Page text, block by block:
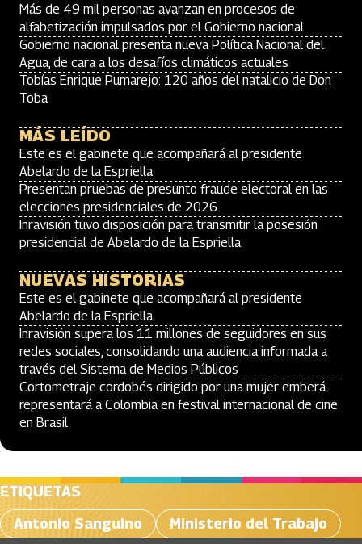
Más de 49 mil personas avanzan en procesos de
alfabetización impulsados por el Gobierno nacional
Gobierno nacional presenta nueva Política Nacional del
Agua, de cara a los desafíos climáticos actuales
Tobías Enrique Pumarejo: 120 años del natalicio de Don
Toba
MÁS LEÍDO
Este es el gabinete que acompañará al presidente
Abelardo de la Espriella
Presentan pruebas de presunto fraude electoral en las
elecciones presidenciales de 2026
Inravisión tuvo disposición para transmitir la posesión
presidencial de Abelardo de la Espriella
NUEVAS HISTORIAS
Este es el gabinete que acompañará al presidente
Abelardo de la Espriella
Inravisión supera los 11 millones de seguidores en sus
redes sociales, consolidando una audiencia informada a
través del Sistema de Medios Públicos
Cortometraje cordobés dirigido por una mujer emberá
representará a Colombia en festival internacional de cine
en Brasil
ETIQUETAS
Antonio Sanguino
Ministerio del Trabajo